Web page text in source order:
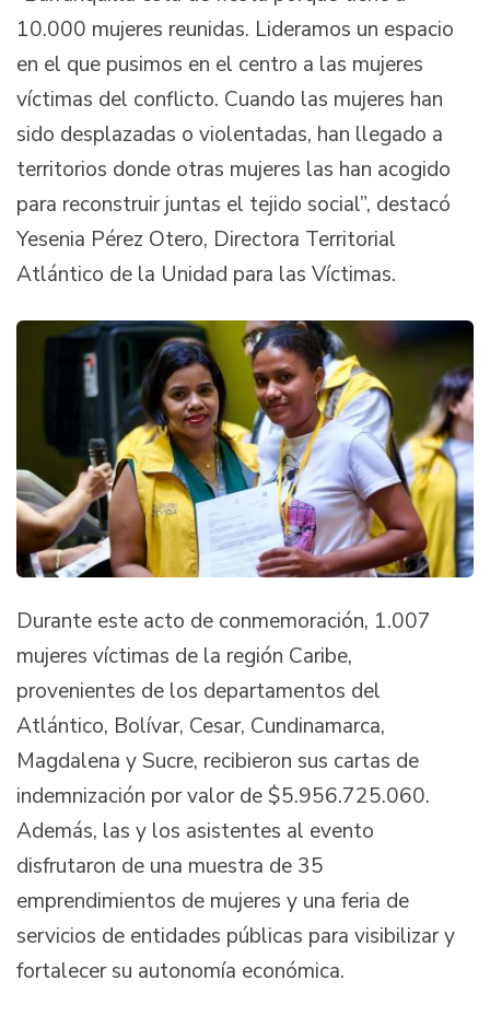
10.000 mujeres reunidas. Lideramos un espacio
en el que pusimos en el centro a las mujeres
víctimas del conflicto. Cuando las mujeres han
sido desplazadas o violentadas, han llegado a
territorios donde otras mujeres las han acogido
para reconstruir juntas el tejido social”, destacó
Yesenia Pérez Otero, Directora Territorial
Atlántico de la Unidad para las Víctimas.
Durante este acto de conmemoración, 1.007
mujeres víctimas de la región Caribe,
provenientes de los departamentos del
Atlántico, Bolívar, Cesar, Cundinamarca,
Magdalena y Sucre, recibieron sus cartas de
indemnización por valor de $5.956.725.060.
Además, las y los asistentes al evento
disfrutaron de una muestra de 35
emprendimientos de mujeres y una feria de
servicios de entidades públicas para visibilizar y
fortalecer su autonomía económica.